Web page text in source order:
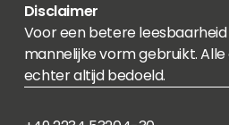
Disclaimer
Voor een betere
mannelijke vorm gebruikt.
echter altijd bedoeld.